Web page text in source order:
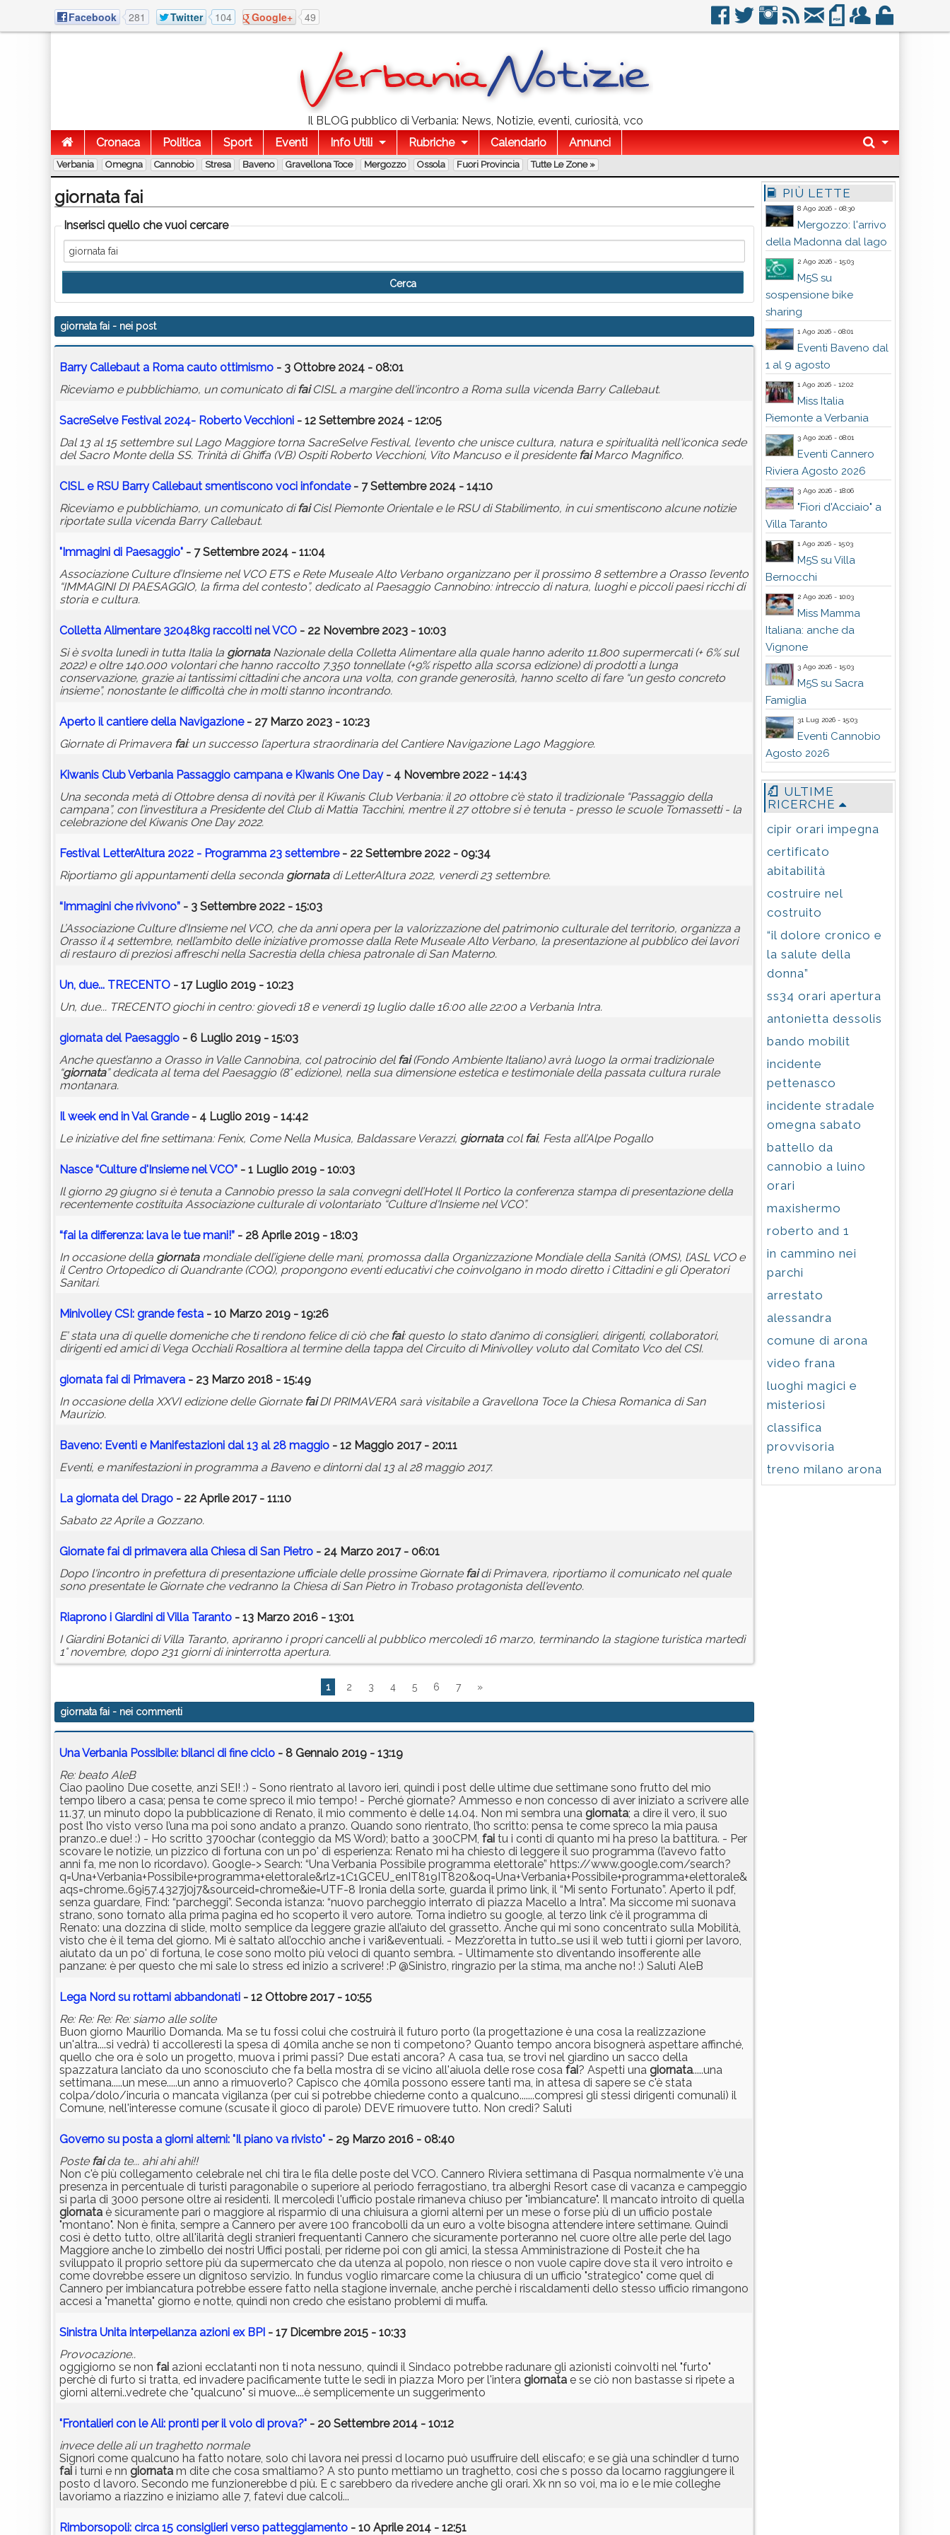
Facebook 281 Twitter 104 Google+ 49
Il BLOG pubblico di Verbania: News, Notizie, eventi, curiosità, vco
Cronaca
Politica Sport Eventi Info Utili Rubriche Calendario Annunci
Verbania Omegna Cannobio Stresa Baveno Gravellona Toce Mergozzo Ossola Fuori Provincia Tutte Le Zone »
giornata fai
Inserisci quello che vuoi cercare
giornata fai - nei post
Barry Callebaut a Roma cauto ottimismo - 3 Ottobre 2024 - 08:01
Riceviamo e pubblichiamo, un comunicato difaiCISL a margine dell'incontro a Roma sulla vicenda Barry Callebaut.
SacreSelve Festival 2024- Roberto Vecchioni - 12 Settembre 2024 - 12:05
Dal 13 al 15 settembre sul Lago Maggiore torna SacreSelve Festival, l'evento che unisce cultura, natura e spiritualità nell'iconica sede
del Sacro Monte della SS. Trinità di Ghiffa (VB) Ospiti Roberto Vecchioni, Vito Mancuso e il presidente faiMarco Magnifico.
CISL e RSU Barry Callebaut smentiscono voci infondate- 7 Settembre 2024 - 14:10
Riceviamo e pubblichiamo, un comunicato difaiCisl Piemonte Orientale e le RSU di Stabilimento, in cui smentiscono alcune notizie
riportate sulla vicenda Barry Callebaut.
"Immagini di Paesaggio" - 7 Settembre 2024 - 11:04
Associazione Culture d’Insieme nel VCO ETS e Rete Museale Alto Verbano organizzano per il prossimo 8 settembre a Orasso l’evento
“IMMAGINI DI PAESAGGIO, la firma del contesto”, dedicato al Paesaggio Cannobino: intreccio di natura, luoghi e piccoli paesi ricchi di
storia e cultura.
Colletta Alimentare 32048kg raccolti nel VCO - 22 Novembre 2023 - 10:03
Si è svolta lunedì in tutta Italia la giornataNazionale della Colletta Alimentare alla quale hanno aderito 11.800 supermercati (+ 6% sul
2022) e oltre 140.000 volontari che hanno raccolto 7.350 tonnellate (+9% rispetto alla scorsa edizione) di prodotti a lunga
conservazione, grazie ai tantissimi cittadini che ancora una volta, con grande generosità, hanno scelto di fare “un gesto concreto
insieme”, nonostante le difficoltà che in molti stanno incontrando.
Aperto il cantiere della Navigazione- 27 Marzo 2023 - 10:23
Giornate di Primavera fai: un successo l’apertura straordinaria del Cantiere Navigazione Lago Maggiore.
Kiwanis Club Verbania Passaggio campana e Kiwanis One Day- 4 Novembre 2022 - 14:43
Una seconda metà di Ottobre densa di novità per il Kiwanis Club Verbania: il 20 ottobre c’è stato il tradizionale “Passaggio della
campana”, con l’investitura a Presidente del Club di Mattia Tacchini, mentre il 27 ottobre si è tenuta - presso le scuole Tomassetti - la
celebrazione del Kiwanis One Day 2022.
Festival LetterAltura 2022 - Programma 23 settembre- 22 Settembre 2022 - 09:34
Riportiamo gli appuntamenti della seconda giornatadi LetterAltura 2022, venerdì 23 settembre.
“Immagini che rivivono” - 3 Settembre 2022 - 15:03
L’Associazione Culture d’Insieme nel VCO, che da anni opera per la valorizzazione del patrimonio culturale del territorio, organizza a
Orasso il 4 settembre, nell’ambito delle iniziative promosse dalla Rete Museale Alto Verbano, la presentazione al pubblico dei lavori
di restauro di preziosi affreschi nella Sacrestia della chiesa patronale di San Materno.
Un, due... TRECENTO - 17 Luglio 2019 - 10:23
Un, due... TRECENTO giochi in centro: giovedì 18 e venerdì 19 luglio dalle 16:00 alle 22:00 a Verbania Intra.
giornata del Paesaggio - 6 Luglio 2019 - 15:03
Anche quest’anno a Orasso in Valle Cannobina, col patrocinio delfai(Fondo Ambiente Italiano) avrà luogo la ormai tradizionale
“giornata” dedicata al tema del Paesaggio (8° edizione), nella sua dimensione estetica e testimoniale della passata cultura rurale
montanara.
Il week end in Val Grande- 4 Luglio 2019 - 14:42
Le iniziative del fine settimana: Fenix, Come Nella Musica, Baldassare Verazzi, giornatacolfai, Festa all’Alpe Pogallo
Nasce “Culture d'Insieme nel VCO” - 1 Luglio 2019 - 10:03
Il giorno 29 giugno si è tenuta a Cannobio presso la sala convegni dell’Hotel Il Portico la conferenza stampa di presentazione della
recentemente costituita Associazione culturale di volontariato “Culture d'Insieme nel VCO”.
“fai la differenza: lava le tue mani!” - 28 Aprile 2019 - 18:03
In occasione della giornatamondiale dell’igiene delle mani, promossa dalla Organizzazione Mondiale della Sanità (OMS), l’ASL VCO e
il Centro Ortopedico di Quandrante (COQ), propongono eventi educativi che coinvolgano in modo diretto i Cittadini e gli Operatori
Sanitari.
Minivolley CSI: grande festa - 10 Marzo 2019 - 19:26
E’ stata una di quelle domeniche che ti rendono felice di ciò che fai: questo lo stato d’animo di consiglieri, dirigenti, collaboratori,
dirigenti ed amici di Vega Occhiali Rosaltiora al termine della tappa del Circuito di Minivolley voluto dal Comitato Vco del CSI.
giornata fai di Primavera - 23 Marzo 2018 - 15:49
In occasione della XXVI edizione delle Giornate faiDI PRIMAVERA sarà visitabile a Gravellona Toce la Chiesa Romanica di San
Maurizio.
Baveno: Eventi e Manifestazioni dal 13 al 28 maggio - 12 Maggio 2017 - 20:11
Eventi, e manifestazioni in programma a Baveno e dintorni dal 13 al 28 maggio 2017.
La giornata del Drago - 22 Aprile 2017 - 11:10
Sabato 22 Aprile a Gozzano.
Giornatefai di primavera alla Chiesa di San Pietro - 24 Marzo 2017 - 06:01
Dopo l'incontro in prefettura di presentazione ufficiale delle prossime Giornate faidi Primavera, riportiamo il comunicato nel quale
sono presentate le Giornate che vedranno la Chiesa di San Pietro in Trobaso protagonista dell'evento.
Riaprono i Giardini di Villa Taranto - 13 Marzo 2016 - 13:01
I Giardini Botanici di Villa Taranto, apriranno i propri cancelli al pubblico mercoledì 16 marzo, terminando la stagione turistica martedì
1° novembre, dopo 231 giorni di ininterrotta apertura.
1 2 3 4 5 6 7 »
giornata fai - nei commenti
Una Verbania Possibile: bilanci di fine ciclo - 8 Gennaio 2019 - 13:19
Re: beato AleB
Ciao paolino Due cosette, anzi SEI! :) - Sono rientrato al lavoro ieri, quindi i post delle ultime due settimane sono frutto del mio
tempo libero a casa; pensa te come spreco il mio tempo! - Perché giornate? Ammesso e non concesso di aver iniziato a scrivere alle
11.37, un minuto dopo la pubblicazione di Renato, il mio commento è delle 14.04. Non mi sembra una giornata; a dire il vero, il suo
post l’ho visto verso l’una ma poi sono andato a pranzo. Quando sono rientrato, l’ho scritto: pensa te come spreco la mia pausa
pranzo..e due! :) - Ho scritto 3700char (conteggio da MS Word); batto a 300CPM, fai tu i conti di quanto mi ha preso la battitura. - Per
scovare le notizie, un pizzico di fortuna con un po' di esperienza: Renato mi ha chiesto di leggere il suo programma (l’avevo fatto
anni fa, me non lo ricordavo). Google-> Search: “Una Verbania Possibile programma elettorale” https://www.google.com/search?
q=Una+Verbania+Possibile+programma+elettorale&rlz=1C1GCEU_enIT819IT820&oq=Una+Verbania+Possibile+programma+elettorale&
aqs=chrome..69i57.4327j0j7&sourceid=chrome&ie=UTF-8 Ironia della sorte, guarda il primo link, il “Mi sento Fortunato”. Aperto il pdf,
senza guardare, Find: “parcheggi”. Seconda istanza: “nuovo parcheggio interrato di piazza Macello a Intra”. Ma siccome mi suonava
strano, sono tornato alla prima pagina ed ho scoperto il vero autore. Torna indietro su google, al terzo link c’è il programma di
Renato: una dozzina di slide, molto semplice da leggere grazie all’aiuto del grassetto. Anche qui mi sono concentrato sulla Mobilità,
visto che è il tema del giorno. Mi è saltato all’occhio anche i vari&eventuali. - Mezz’oretta in tutto…se usi il web tutti i giorni per lavoro,
aiutato da un po' di fortuna, le cose sono molto più veloci di quanto sembra. - Ultimamente sto diventando insofferente alle
panzane: è per questo che mi sale lo stress ed inizio a scrivere! :P @Sinistro, ringrazio per la stima, ma anche no! :) Saluti AleB
Lega Nord su rottami abbandonati - 12 Ottobre 2017 - 10:55
Re: Re: Re: Re: siamo alle solite
Buon giorno Maurilio Domanda. Ma se tu fossi colui che costruirà il futuro porto (la progettazione è una cosa la realizzazione
un'altra....si vedrà) ti accolleresti la spesa di 40mila anche se non ti competono? Quanto tempo ancora bisognerà aspettare affinché,
quello che ora è solo un progetto, muova i primi passi? Due estati ancora? A casa tua, se trovi nel giardino un sacco della
spazzatura lanciato da uno sconosciuto che fa bella mostra di se vicino all'aiuola delle rose cosa fai? Aspetti una giornata.....una
settimana.....un mese.....un anno a rimuoverlo? Capisco che 40mila possono essere tanti ma, in attesa di sapere se c'è stata
colpa/dolo/incuria o mancata vigilanza (per cui si potrebbe chiederne conto a qualcuno.......compresi gli stessi dirigenti comunali) il
Comune, nell'interesse comune (scusate il gioco di parole) DEVE rimuovere tutto. Non credi? Saluti
Governo su posta a giorni alterni: "Il piano va rivisto" - 29 Marzo 2016 - 08:40
Poste faida te... ahi ahi ahi!!
Non c'è più collegamento celebrale nel chi tira le fila delle poste del VCO. Cannero Riviera settimana di Pasqua normalmente v'è una
presenza in percentuale di turisti paragonabile o superiore al periodo ferragostiano, tra alberghi Resort case di vacanza e campeggio
si parla di 3000 persone oltre ai residenti. Il mercoledì l'ufficio postale rimaneva chiuso per "imbiancature". Il mancato introito di quella
giornata è sicuramente pari o maggiore al risparmio di una chiuisura a giorni alterni per un mese o forse più di un ufficio postale
"montano". Non è finita, sempre a Cannero per avere 100 francobolli da un euro a volte bisogna attendere intere settimane. Quindi
così è detto tutto, oltre all'ilarità degli stranieri frequentanti Cannero che sicuramente porteranno nel cuore oltre alle perle del lago
Maggiore anche lo zimbello dei nostri Uffici postali, per riderne poi con gli amici, la stessa Amministrazione di Poste.it che ha
sviluppato il proprio settore più da supermercato che da utenza al popolo, non riesce o non vuole capire dove sta il vero introito e
come dovrebbe essere un dignitoso servizio. In fundus voglio rimarcare come la chiusura di un ufficio "strategico" come quel di
Cannero per imbiancatura potrebbe essere fatto nella stagione invernale, anche perchè i riscaldamenti dello stesso ufficio rimangono
accesi a "manetta" giorno e notte, quindi non credo che esistano problemi di muffa.
Sinistra Unita interpellanza azioni ex BPI - 17 Dicembre 2015 - 10:33
Provocazione..
oggigiorno se non fai azioni ecclatanti non ti nota nessuno, quindi il Sindaco potrebbe radunare gli azionisti coinvolti nel "furto"
perchè di furto si tratta, ed invadere pacificamente tutte le sedi in piazza Moro per l'intera giornata e se ciò non bastasse si ripete a
giorni alterni..vedrete che "qualcuno" si muove....è semplicemente un suggerimento
"Frontalieri con le Ali: pronti per il volo di prova?" - 20 Settembre 2014 - 10:12
invece delle ali un traghetto normale
Signori come qualcuno ha fatto notare, solo chi lavora nei pressi d locarno può usuffruire dell eliscafo; e se già una schindler d turno
fai i turni e nn giornata m dite che cosa smaltiamo? A sto punto mettiamo un traghetto, cosi che s posso da locarno raggiungere il
posto d lavoro. Secondo me funzionerebbe d più. E c sarebbero da rivedere anche gli orari. Xk nn so voi, ma io e le mie colleghe
lavoriamo a riazzino e iniziamo alle 7, fatevi due calcoli...
Rimborsopoli: circa 15 consiglieri verso patteggiamento - 10 Aprile 2014 - 12:51
PIÙ LETTE
8 Ago 2026 - 08:30
Mergozzo: l'arrivo
della Madonna dal lago
2 Ago 2026 - 15:03
M5S su
sospensione bike
sharing
1 Ago 2026 - 08:01
Eventi Baveno dal
1 al 9 agosto
1 Ago 2026 - 12:02
Miss Italia
Piemonte a Verbania
3 Ago 2026 - 08:01
Eventi Cannero
Riviera Agosto 2026
3 Ago 2026 - 18:06
"Fiori d'Acciaio" a
Villa Taranto
1 Ago 2026 - 15:03
M5S su Villa
Bernocchi
2 Ago 2026 - 10:03
Miss Mamma
Italiana: anche da
Vignone
3 Ago 2026 - 15:03
M5S su Sacra
Famiglia
31 Lug 2026 - 15:03
Eventi Cannobio
Agosto 2026
ULTIME
RICERCHE
cipir orari impegna
certificato
abitabilità
costruire nel
costruito
“il dolore cronico e
la salute della
donna”
ss34 orari apertura
antonietta dessolis
bando mobilit
incidente
pettenasco
incidente stradale
omegna sabato
battello da
cannobio a luino
orari
maxishermo
roberto and 1
in cammino nei
parchi
arrestato
alessandra
comune di arona
video frana
luoghi magici e
misteriosi
classifica
provvisoria
treno milano arona